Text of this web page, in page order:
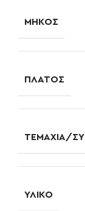
ΜΉΚΟΣ
ΠΛΆΤΟΣ
ΤΕΜΆΧΙΑ/
ΥΛΙΚΌ